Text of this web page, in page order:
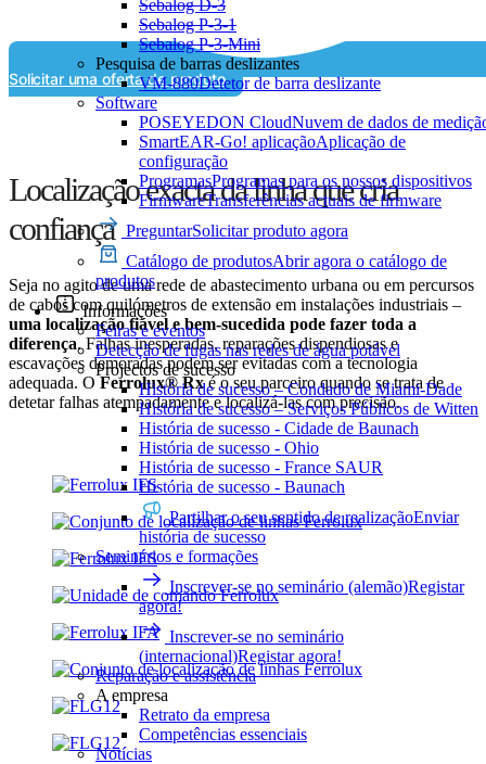
Sebalog D-3
Sebalog P-3-1
Sebalog P-3-Mini
Pesquisa de barras deslizantes
VM-880Detetor de barra deslizante
Software
POSEYEDON CloudNuvem de dados de
SmartEAR-Go! aplicaçãoAplicação de
configuração
ProgramasProgramas para os nossos dispositivos
FirmwareTransferências actuais de firmware
PreguntarSolicitar produto agora
Catálogo de produtosAbrir agora o catálogo de
produtos
Informações
Feiras e eventos
Detecção de fugas nas redes de água potável
Projectos de sucesso
História de sucesso – Condado de Miami-Dade
História de sucesso – Serviços Públicos de Witten
História de sucesso - Cidade de Baunach
História de sucesso - Ohio
História de sucesso - France SAUR
História de sucesso - Baunach
Partilhar o seu sentido de realizaçãoEnviar
história de sucesso
Seminários e formações
Inscrever-se no seminário (alemão)Registar
agora!
Inscrever-se no seminário
(internacional)Registar agora!
Reparação e assistência
A empresa
Retrato da empresa
Competências essenciais
Notícias
Solicitar uma oferta de produto
Localização exacta da linha que cria
confiança
Seja no agito de uma rede de abastecimento urbana ou em percursos
de cabos com quilómetros de extensão em instalações industriais –
uma localização fiável e bem-sucedida pode fazer toda a
diferença. Falhas inesperadas, reparações dispendiosas e
escavações demoradas podem ser evitadas com a tecnologia
adequada. O Ferrolux® Rxé o seu parceiro quando se trata de
detetar falhas atempadamente e localizá-las com precisão.